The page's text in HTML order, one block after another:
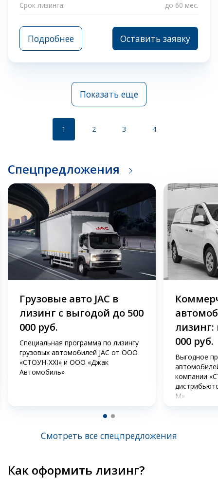
Срок лизинга: до 60 мес.
Подробнее Оставить заявку
Показать еще
1 2 3 4
Спецпредложения
Грузовые авто JAC в
лизинг с выгодой до 500
000 руб.
Специальная программа по лизингу
грузовых автомобилей JAC от ООО
«СТОУН-XXI» и OOO «Джак
Автомобиль»
лизинг:
000 руб.
Выгодное
компании
М»
Смотреть все спецпредложения
Как оформить лизинг?